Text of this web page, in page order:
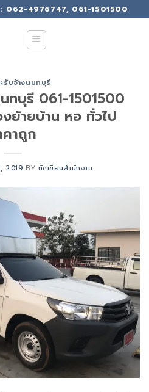
: 062-4976747, 061-1501500
รับจ้างนนทบุรี
ทบุรี 061-1501500
ย้ายบ้าน หอ ทั่วไป
คาถูก
2019 BY นักเขียนสำนักงาน